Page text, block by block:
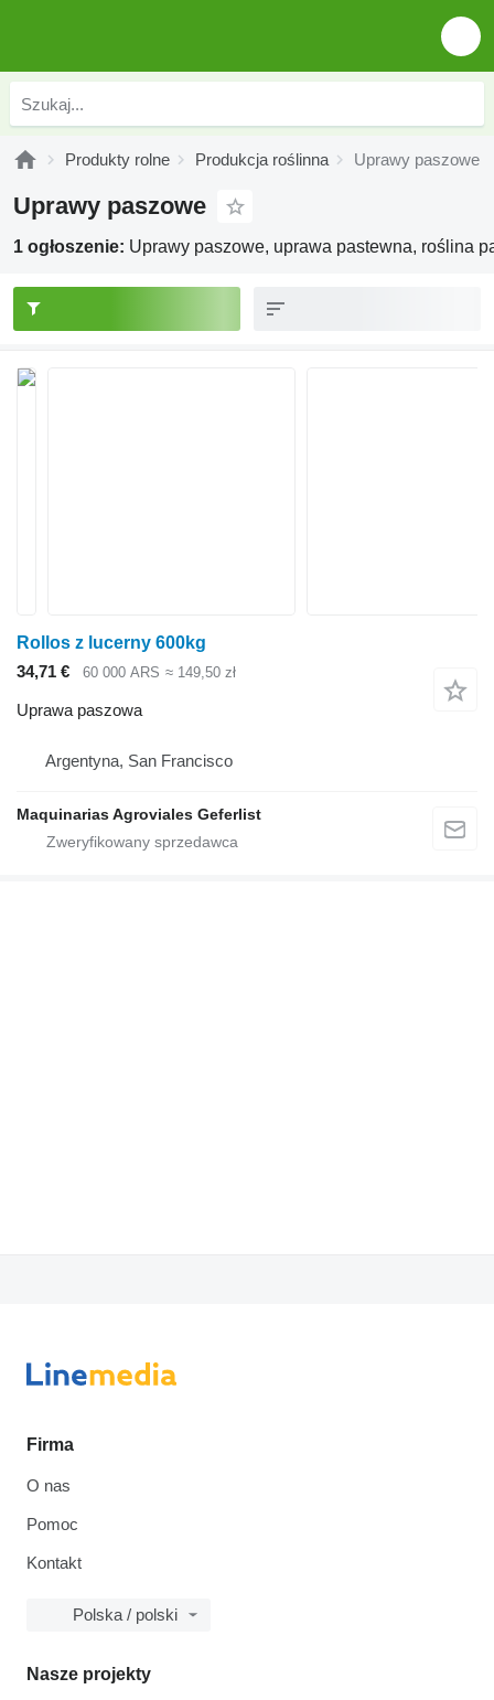
Produkty rolne Produkcja roślinna Uprawy paszowe
Uprawy paszowe
1 ogłoszenie: Uprawy paszowe, uprawa pastewna, roślina
Rollos z lucerny 600kg
34,71 €
60 000 ARS ≈ 149,50 zł
Uprawa paszowa
Argentyna, San Francisco
Maquinarias Agroviales Geferlist
Firma
O nas
Pomoc
Kontakt
Polska / polski
Nasze projekty